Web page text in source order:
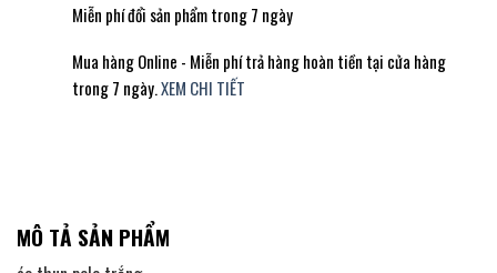
Miễn phí đổi sản phẩm trong 7 ngày
Mua hàng Online - Miễn phí trả hàng hoàn tiền tại cửa hàng
trong 7 ngày.XEM CHI TIẾT
MÔ TẢ SẢN PHẨM